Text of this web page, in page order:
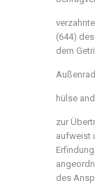
(644)
dem
hülse
zur
aufweist
des